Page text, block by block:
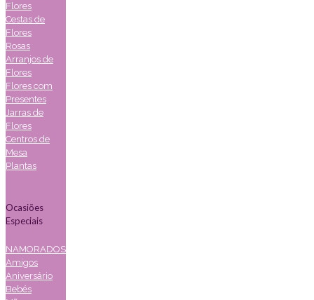
Flores
Cestas de
Flores
Rosas
Arranjos de
Flores
Flores com
Presentes
Jarras de
Flores
Centros de
Mesa
Plantas
Ocasiões
Especiais
NAMORADOS
Amigos
Aniversário
Bebés